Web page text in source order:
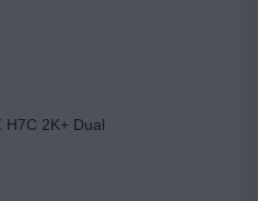
H7C 2K+ Dual